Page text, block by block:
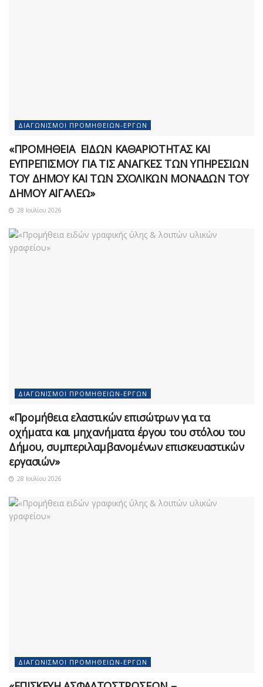
ΔΙΑΓΩΝΙΣΜΟΊ ΠΡΟΜΗΘΕΙΏΝ-ΈΡΓΩΝ
«ΠΡΟΜΗΘΕΙΑ ΕΙΔΩΝ ΚΑΘΑΡΙΟΤΗΤΑΣ ΚΑΙ
ΕΥΠΡΕΠΙΣΜΟΥ ΓΙΑ ΤΙΣ ΑΝΑΓΚΕΣ ΤΩΝ ΥΠΗΡΕΣΙΩΝ
ΤΟΥ ΔΗΜΟΥ ΚΑΙ ΤΩΝ ΣΧΟΛΙΚΩΝ ΜΟΝΑΔΩΝ ΤΟΥ
ΔΗΜΟΥ ΑΙΓΑΛΕΩ»
28 Ιουλίου 2026
ΔΙΑΓΩΝΙΣΜΟΊ ΠΡΟΜΗΘΕΙΏΝ-ΈΡΓΩΝ
«Προμήθεια ελαστικών επισώτρων για τα
οχήματα και μηχανήματα έργου του στόλου του
Δήμου, συμπεριλαμβανομένων επισκευαστικών
εργασιών»
28 Ιουλίου 2026
ΔΙΑΓΩΝΙΣΜΟΊ ΠΡΟΜΗΘΕΙΏΝ-ΈΡΓΩΝ